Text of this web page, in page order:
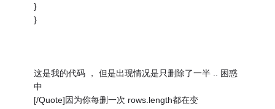
}
}
这是我的代码 ， 但是出现情况是只删除了一半 .. 困惑
中
[/Quote]因为你每删一次 rows.length都在变